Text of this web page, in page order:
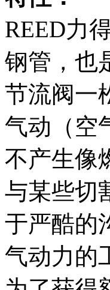
REED力
钢管，也
节流阀一
气动（空
不产生像
与某些切
于严酷的
气动力的